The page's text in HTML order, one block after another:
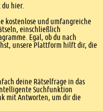
du hier.
kostenlose und umfangreiche
einschließlich
Egal, ob du nach
unsere Plattform hilft dir, die
deine Rätselfrage in das
Suchfunktion
mit Antworten, um dir die